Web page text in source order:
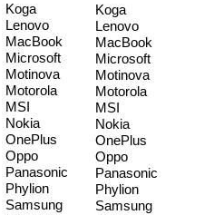
Koga
Lenovo
MacBook
Microsoft
Motinova
Motorola
MSI
Nokia
OnePlus
Oppo
Panasonic
Phylion
Samsung
Koga
Lenovo
MacBook
Microsoft
Motinova
Motorola
MSI
Nokia
OnePlus
Oppo
Panasonic
Phylion
Samsung